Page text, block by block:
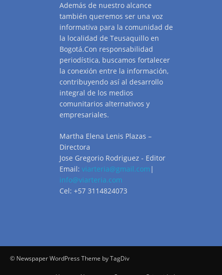
Además de nuestro alcance
también queremos ser una voz
informativa para la comunidad de
la localidad de Teusaquillo en
Bogotá.Con responsabilidad
periodística, buscamos fortalecer
la conexión entre la información,
contribuyendo así al desarrollo
integral de los medios
comunitarios alternativos y
empresariales.
Martha Elena Lenis Plazas –
Directora
Jose Gregorio Rodriguez - Editor
Email: viarteria@gmail.com |
info@viarteria.com
Cel: +57 3114824073
© Newspaper WordPress Theme by TagDiv